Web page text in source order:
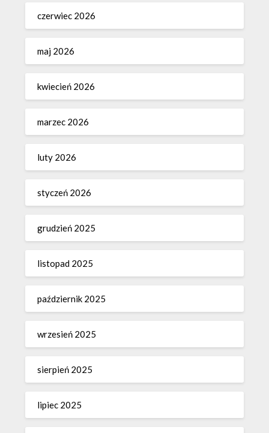
czerwiec 2026
maj 2026
kwiecień 2026
marzec 2026
luty 2026
styczeń 2026
grudzień 2025
listopad 2025
październik 2025
wrzesień 2025
sierpień 2025
lipiec 2025